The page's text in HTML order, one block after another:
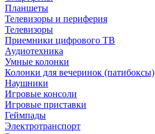
Планшеты
Телевизоры и периферия
Телевизоры
Приемники цифрового ТВ
Аудиотехника
Умные колонки
Колонки для вечеринок (патибоксы)
Наушники
Игровые консоли
Игровые приставки
Геймпады
Электротранспорт